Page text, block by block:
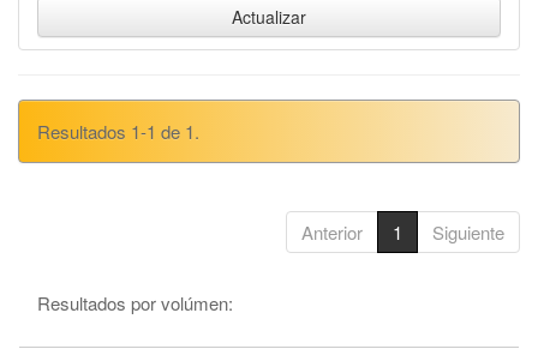
Resultados 1-1 de 1.
Anterior 1 Siguiente
Resultados por volúmen: